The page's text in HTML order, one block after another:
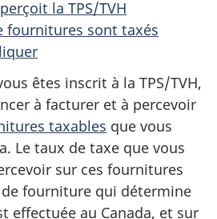
la TPS/TVH
fournitures sont taxés
êtes inscrit à la TPS/TVH,
à facturer et à percevoir
taxables que vous
Le taux de taxe que vous
sur ces fournitures
fourniture qui détermine
effectuée au Canada, et sur